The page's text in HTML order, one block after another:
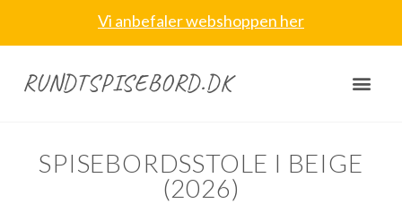
Vi anbefaler webshoppen her
RUNDTSPISEBORD.DK
SPISEBORDSSTOLE I BEIGE
(2026)